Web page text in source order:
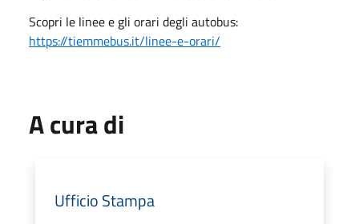
Scopri le linee e gli orari degli autobus:
https://tiemmebus.it/linee-e-orari/
A cura di
Ufficio Stampa